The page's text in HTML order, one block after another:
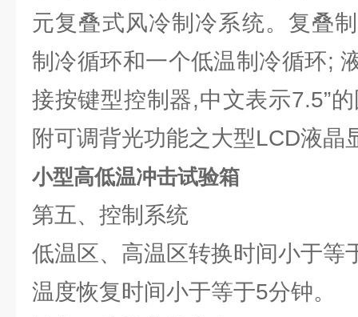
元复叠式风冷制冷系统。复叠
制冷循环和一个低温制冷循环;
接按键型控制器,中文表示7.5”
附可调背光功能之大型LCD液晶
小型高低温冲击试验箱
第五、控制系统
低温区、高温区转换时间小于等
温度恢复时间小于等于5分钟。